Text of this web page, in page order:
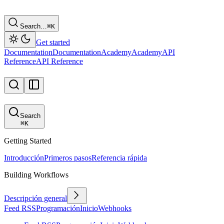
Search…⌘K
Get started
DocumentationDocumentationAcademyAcademyAPI
ReferenceAPI Reference
Search
⌘K
Getting Started
IntroducciónPrimeros pasosReferencia rápida
Building Workflows
Descripción general
Feed RSSProgramaciónInicioWebhooks